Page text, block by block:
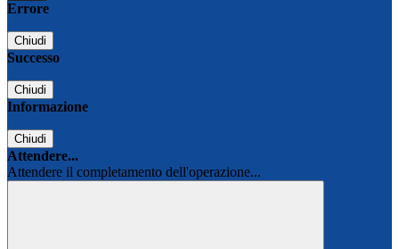
Errore
Chiudi
Successo
Chiudi
Informazione
Chiudi
Attendere...
Attendere il completamento dell'operazione...